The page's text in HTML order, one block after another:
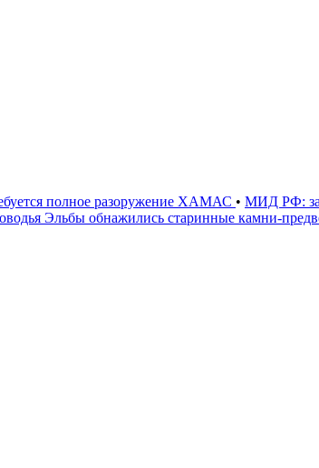
полное разоружение ХАМАС • МИД РФ:
Эльбы обнажились старинные камни-